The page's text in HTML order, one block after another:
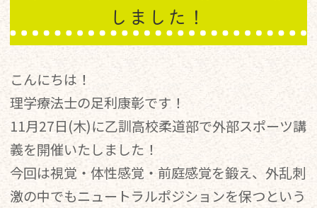
しました！
こんにちは！
理学療法士の足利康彰です！
11月27日(木)に乙訓高校柔道部で外部スポーツ講
義を開催いたしました！
今回は視覚・体性感覚・前庭感覚を鍛え、外乱刺
激の中でもニュートラルポジションを保つという